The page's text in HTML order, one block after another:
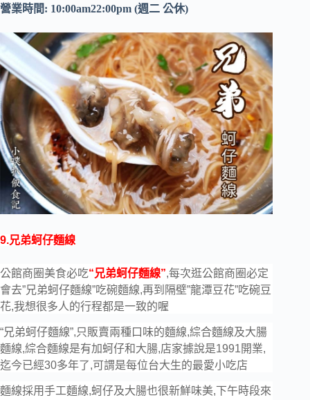
營業時間: 10:00am22:00pm (週二 公休)
9.兄弟蚵仔麵線
公館商圈美食必吃“兄弟蚵仔麵線”,每次逛公館商圈必定
會去”兄弟蚵仔麵線”吃碗麵線,再到隔壁”龍潭豆花”吃碗豆
花,我想很多人的行程都是一致的喔
“兄弟蚵仔麵線”,只販賣兩種口味的麵線,綜合麵線及大腸
麵線,綜合麵線是有加蚵仔和大腸,店家據說是1991開業,
迄今已經30多年了,可謂是每位台大生的最愛小吃店
麵線採用手工麵線,蚵仔及大腸也很新鮮味美,下午時段來